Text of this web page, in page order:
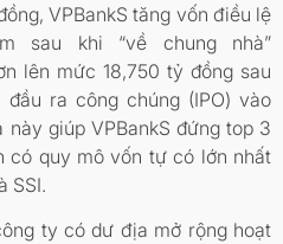
VPBankS tăng vốn điều lệ
sau khi “về chung nhà”
lên mức 18,750 tỷ đồng sau
ra công chúng (IPO) vào
này giúp VPBankS đứng top 3
có quy mô vốn tự có lớn nhất
SSI.
ty có dư địa mở rộng hoạt